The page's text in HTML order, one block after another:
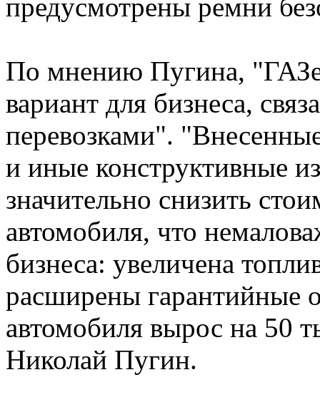
предусмотрены ремни
По мнению Пугина,
вариант для бизнеса,
перевозками".
и иные конструктивные
значительно снизить
автомобиля, что
бизнеса: увеличена
расширены гарантийные
автомобиля вырос на 50
Николай Пугин.